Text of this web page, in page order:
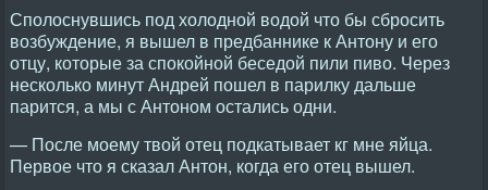
Сполоснувшись под холодной водой что бы сбросить
возбуждение, я вышел в предбаннике к Антону и его
отцу, которые за спокойной беседой пили пиво. Через
несколько минут Андрей пошел в парилку дальше
парится, а мы с Антоном остались одни.
— После моему твой отец подкатывает кг мне яйца.
Первое что я сказал Антон, когда его отец вышел.